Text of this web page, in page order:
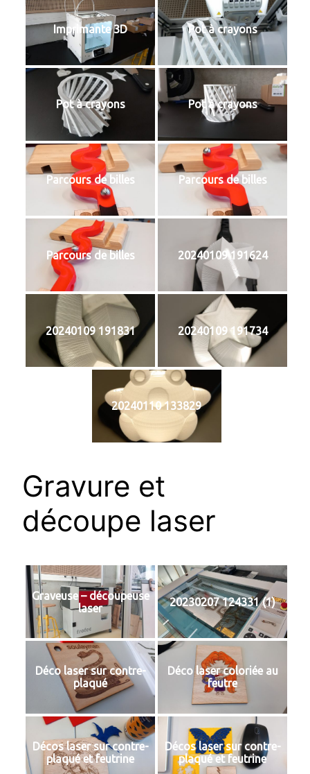
Imprimante 3D Pot à crayons
Pot à crayons Pot à crayons
Parcours de billes Parcours de billes
Parcours de billes 20240109 191624
20240109 191831 20240109 191734
20240110 133829
Gravure et
découpe laser
Graveuse – découpeuse
laser
20230207 124331 (1)
Déco laser sur contre-
plaqué
Déco laser coloriée au
feutre
Décos laser sur contre-
plaqué et feutrine
Décos laser sur contre-
plaqué et feutrine